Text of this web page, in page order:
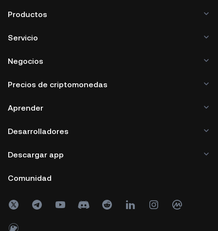
Productos
Servicio
Negocios
Precios de criptomonedas
Aprender
Desarrolladores
Descargar app
Comunidad